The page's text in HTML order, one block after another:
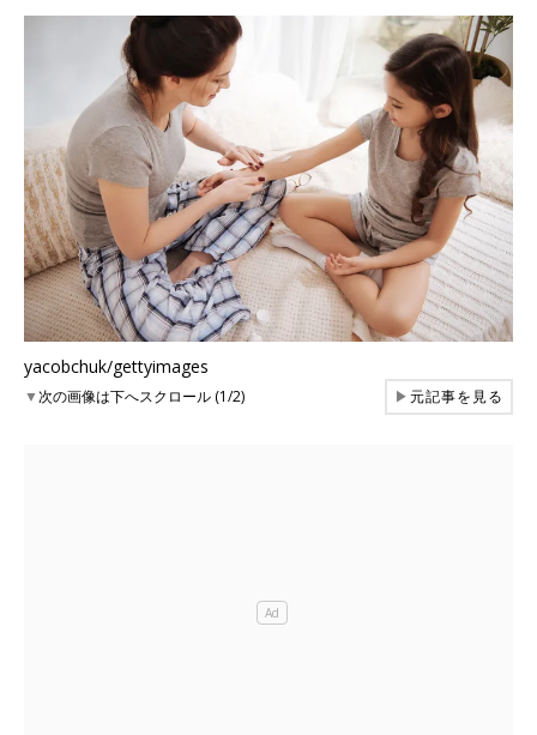
yacobchuk/gettyimages
▼次の画像は下へスクロール (1/2) ▶元記事を見る